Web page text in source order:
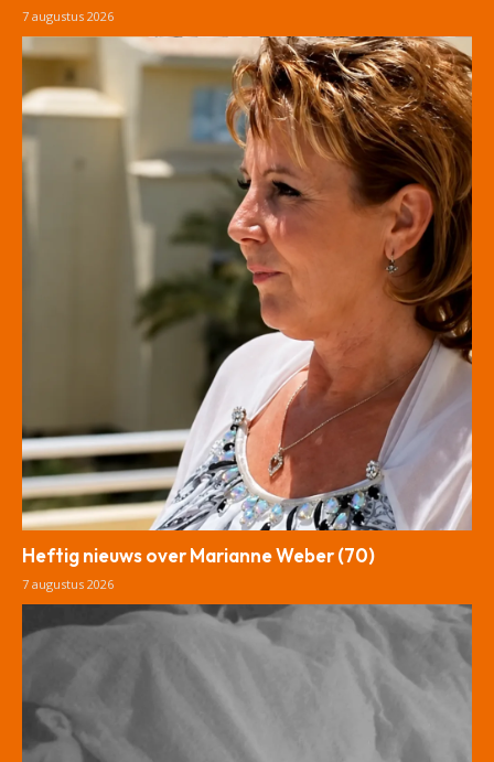
7 augustus 2026
Heftig nieuws over Marianne Weber (70)
7 augustus 2026